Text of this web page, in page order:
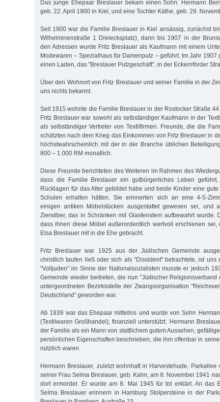
Das junge Ehepaar Breslauer bekam einen Sohn: Hermann
geb. 22. April 1900 in Kiel, und eine Tochter Käthe, geb. 29.
Seit 1900 war die Familie Breslauer in Kiel ansässig, zunächst
Wilhelminenstraße 1 Dreiecksplatz), dann bis 1907 in der
den Adressen wurde Fritz Breslauer als Kaufmann mit einem
Modewaren – Spezialhaus für Damenputz – geführt. Im Jahr 1907
einen Laden, das "Breslauer Putzgeschäft", in der Eckernförder
Über den Wohnort von Fritz Breslauer und seiner Familie in der
uns nichts bekannt.
Seit 1915 wohnte die Familie Breslauer in der Rostocker Straße
Fritz Breslauer war sowohl als selbständiger Kaufmann in der
als selbständiger Vertreter von Textilfirmen. Freunde, die die
schätzten nach dem Krieg das Einkommen von Fritz Breslauer in
höchstwahrscheinlich mit der in der Branche üblichen
800 – 1.000 RM monatlich.
Diese Freunde berichteten des Weiteren im Rahmen des
dass die Familie Breslauer ein gutbürgerliches Leben
Rücklagen für das Alter gebildet habe und beide Kinder eine
Schulen erhalten hätten. Sie erinnerten sich an eine 4-5-
einigen antiken Möbelstücken ausgestattet gewesen sei, und
Ziersilber, das in Schränken mit Glasfenstern aufbewahrt wurde.
dass ihnen diese Möbel außerordentlich wertvoll erschienen sei,
Elsa Breslauer mit in die Ehe gebracht.
Fritz Breslauer war 1925 aus der Jüdischen Gemeinde
christlich taufen ließ oder sich als "Dissident" betrachtete, ist uns
"Volljuden" im Sinne der Nationalsozialisten musste er jedoch
Gemeinde wieder beitreten, die nun "Jüdischer Religionsverband
untergeordneten Bezirksstelle der Zwangsorganisation
Deutschland" geworden war.
Ab 1939 war das Ehepaar mittellos und wurde von Sohn
(Textilwaren Großhandel), finanziell unterstützt. Hermann
der Familie als ein Mann von stattlichem gutem Aussehen,
persönlichen Eigenschaften beschrieben, die ihm offenbar in
nützlich waren.
Hermann Breslauer, zuletzt wohnhaft in Harvestehude,
seiner Frau Selma Breslauer, geb. Kahn, am 8. November 1941
dort ermordet. Er wurde am 8. Mai 1945 für tot erklärt. An das
Selma Breslauer erinnern in Hamburg Stolpersteine in der